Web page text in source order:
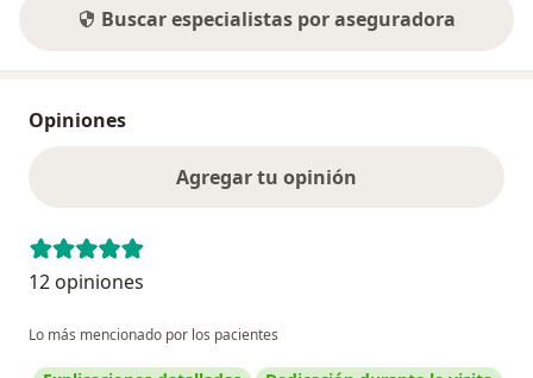
Buscar especialistas por aseguradora
Opiniones
Agregar tu opinión
12 opiniones
Lo más mencionado por los pacientes